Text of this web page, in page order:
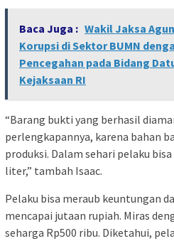
Baca Juga : Wakil Jaksa
Korupsi di Sektor BUMN
Pencegahan pada Bidang
Kejaksaan RI
“Barang bukti yang berhasil
perlengkapannya, karena bahan
produksi. Dalam sehari pelaku
liter,” tambah Isaac.
Pelaku bisa meraub keuntungan
mencapai jutaan rupiah. Miras
seharga Rp500 ribu. Diketahui,